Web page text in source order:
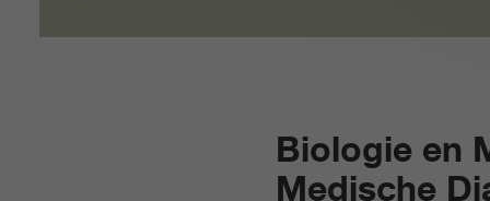
Biologie en
Medische